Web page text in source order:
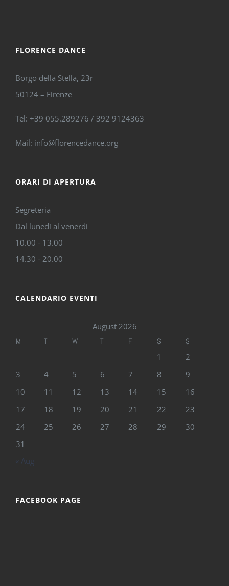
FLORENCE DANCE
Borgo della Stella, 23r
50124 – Firenze
Tel: +39 055.289276 / 392 9124363
Mail: info@florencedance.org
ORARI DI APERTURA
Segreteria
Dal lunedì al venerdì
10.00 - 13.00
14.30 - 20.00
CALENDARIO EVENTI
August 2026
M T W T F S S
1
2
3
4 5 6 7 8
9
10
11 12 13 14 15
16
17
18 19 20 21 22
23
24
25 26 27 28 29
30
31
« Aug
FACEBOOK PAGE